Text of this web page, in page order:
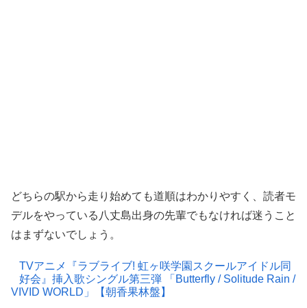
どちらの駅から走り始めても道順はわかりやすく、読者モ
デルをやっている八丈島出身の先輩でもなければ迷うこと
はまずないでしょう。
TVアニメ『ラブライブ! 虹ヶ咲学園スクールアイドル同
好会』挿入歌シングル第三弾 「Butterfly / Solitude Rain /
VIVID WORLD」【朝香果林盤】